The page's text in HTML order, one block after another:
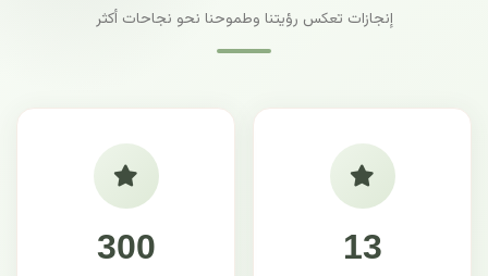
إنجازات تعكس رؤيتنا وطموحنا نحو نجاحات أكثر
13
300